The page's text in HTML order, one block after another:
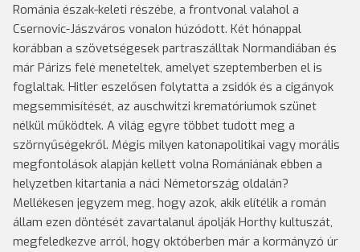
Románia észak-keleti részébe, a frontvonal valahol a
Csernovic-Jászváros vonalon húzódott. Két hónappal
korábban a szövetségesek partraszálltak Normandiában és
már Párizs felé meneteltek, amelyet szeptemberben el is
foglaltak. Hitler eszelősen folytatta a zsidók és a cigányok
megsemmisítését, az auschwitzi krematóriumok szünet
nélkül működtek. A világ egyre többet tudott meg a
szörnyűségekről. Mégis milyen katonapolitikai vagy morális
megfontolások alapján kellett volna Romániának ebben a
helyzetben kitartania a náci Németország oldalán?
Mellékesen jegyzem meg, hogy azok, akik elítélik a román
állam ezen döntését zavartalanul ápolják Horthy kultuszát,
megfeledkezve arról, hogy októberben már a kormányzó úr